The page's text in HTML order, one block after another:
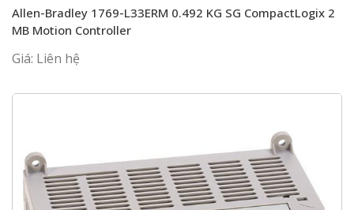
Allen-Bradley 1769-L33ERM 0.492 KG SG CompactLogix 2
MB Motion Controller
Giá: Liên hệ